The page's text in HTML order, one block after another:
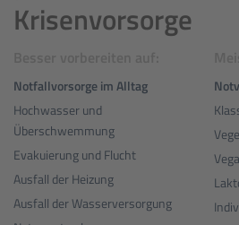
Krisenvorsorge
Notfallvorsorge im Alltag
Hochwasser und
Überschwemmung
Evakuierung und Flucht
Ausfall der Heizung
Ausfall der Wasserversorgung